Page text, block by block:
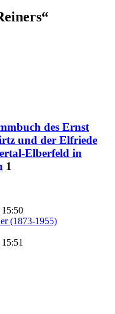
des Ernst
und der Elfriede
Elberfeld in
1
15:50
(1873-1955)